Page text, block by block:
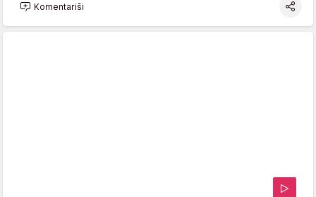
Komentariši